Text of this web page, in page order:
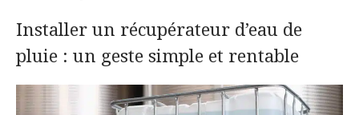
Installer un récupérateur d’eau de
pluie : un geste simple et rentable